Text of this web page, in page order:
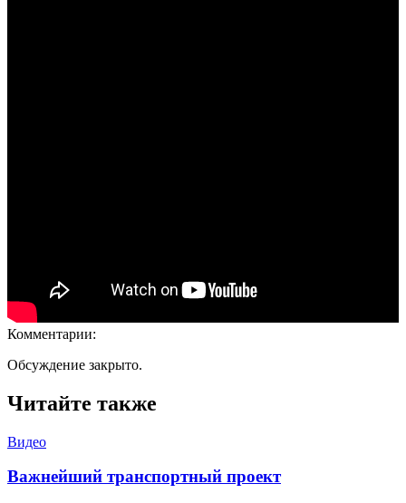
Комментарии:
Обсуждение закрыто.
Читайте также
Видео
Важнейший транспортный проект